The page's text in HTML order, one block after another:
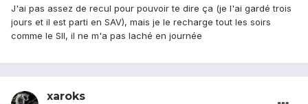
J'ai pas assez de recul pour pouvoir te dire ça (je l'ai gardé trois
jours et il est parti en SAV), mais je le recharge tout les soirs
comme le SII, il ne m'a pas laché en journée
xaroks